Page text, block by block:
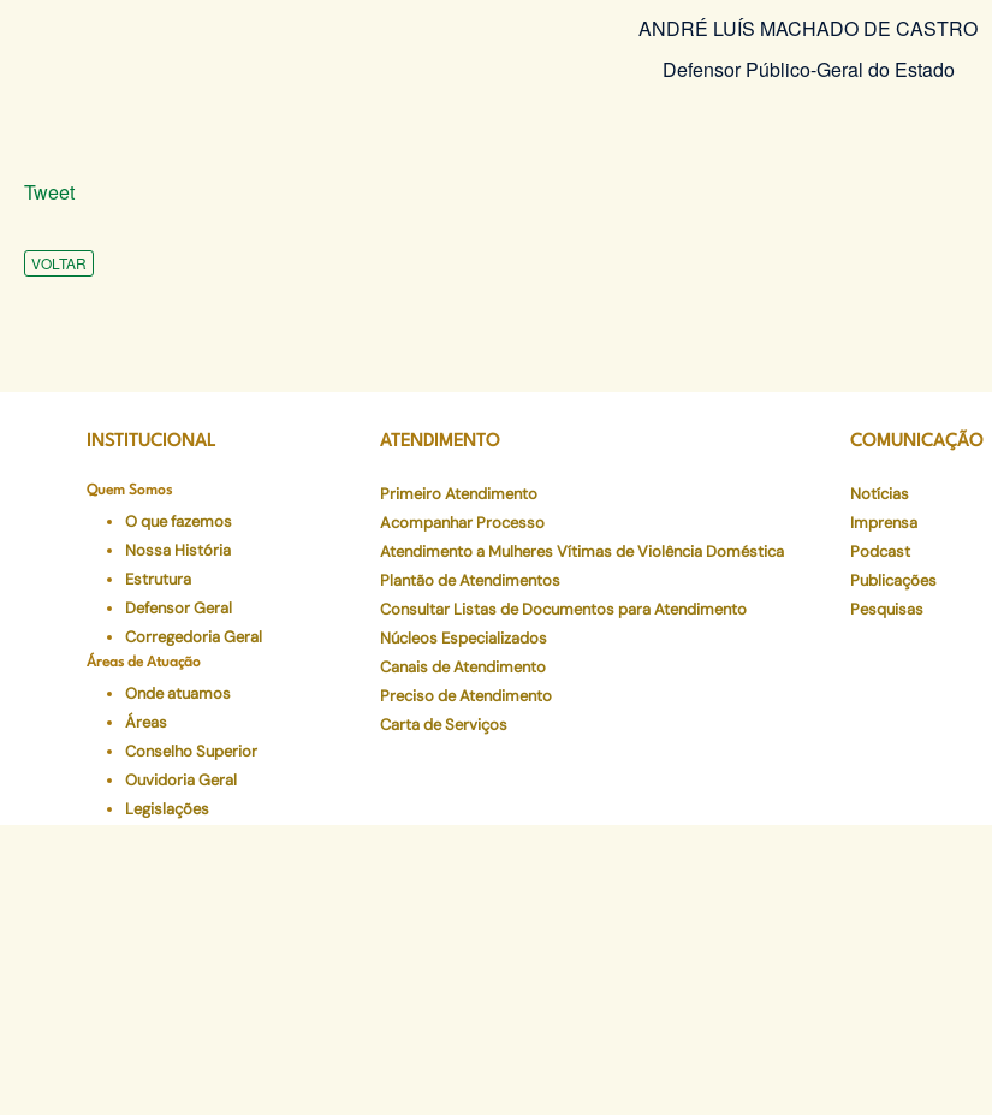
ANDRÉ LUÍS MACHADO DE CASTRO
Defensor Público-Geral do Estado
Tweet
VOLTAR
INSTITUCIONAL
Quem Somos
O que fazemos
Nossa História
Estrutura
Defensor Geral
Corregedoria Geral
Áreas de Atuação
Onde atuamos
Áreas
Conselho Superior
Ouvidoria Geral
Legislações
ATENDIMENTO
Primeiro Atendimento
Acompanhar Processo
Atendimento a Mulheres Vítimas de Violência Doméstica
Plantão de Atendimentos
Consultar Listas de Documentos para Atendimento
Núcleos Especializados
Canais de Atendimento
Preciso de Atendimento
Carta de Serviços
COMUNICAÇÃO
Notícias
Imprensa
Podcast
Publicações
Pesquisas